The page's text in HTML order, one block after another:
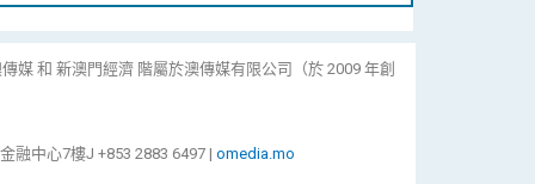
媒 和 新澳門經濟 階屬於澳傳媒有限公司（於 2009 年創
融中心7樓J +853 2883 6497 |omedia.mo